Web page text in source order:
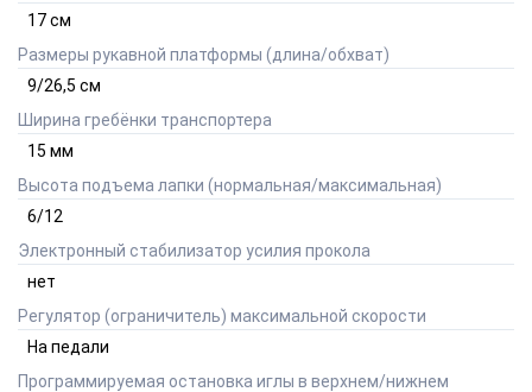
17см
Размеры рукавной платформы (длина/обхват)
9/26,5 см
Ширина гребёнки транспортера
15 мм
Высота подъема лапки (нормальная/максимальная)
6/12
Электронный стабилизатор усилия прокола
нет
Регулятор (ограничитель) максимальной скорости
На педали
Программируемая остановка иглы в верхнем/нижнем